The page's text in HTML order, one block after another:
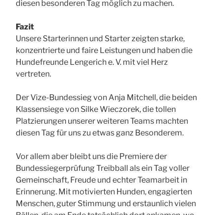
diesen besonderen Tag möglich zu machen.
Fazit
Unsere Starterinnen und Starter zeigten starke,
konzentrierte und faire Leistungen und haben die
Hundefreunde Lengerich e. V. mit viel Herz
vertreten.
Der Vize-Bundessieg von Anja Mitchell, die beiden
Klassensiege von Silke Wieczorek, die tollen
Platzierungen unserer weiteren Teams machten
diesen Tag für uns zu etwas ganz Besonderem.
Vor allem aber bleibt uns die Premiere der
Bundessiegerprüfung Treibball als ein Tag voller
Gemeinschaft, Freude und echter Teamarbeit in
Erinnerung. Mit motivierten Hunden, engagierten
Menschen, guter Stimmung und erstaunlich vielen